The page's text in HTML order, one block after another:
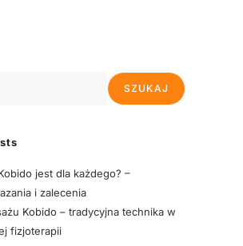
SZUKAJ
jest dla każdego? –
i zalecenia
Kobido – tradycyjna technika w
fizjoterapii